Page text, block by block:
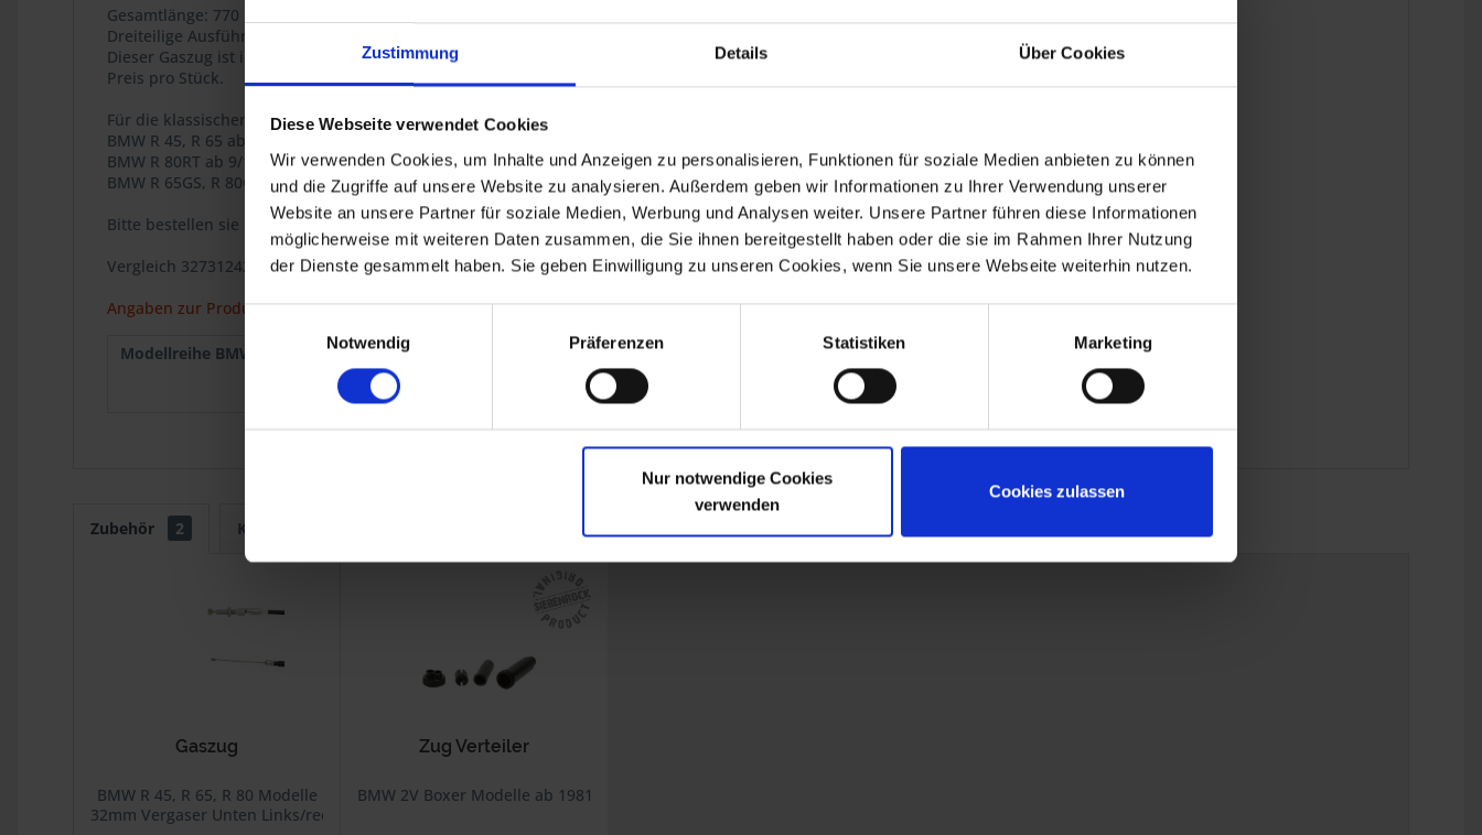
Zustimmung Details Über Cookies
Diese Webseite verwendet Cookies
Wir verwenden Cookies, um Inhalte und Anzeigen zu personalisieren, Funktionen für soziale Medien anbieten zu können
und die Zugriffe auf unsere Website zu analysieren. Außerdem geben wir Informationen zu Ihrer Verwendung unserer
Website an unsere Partner für soziale Medien, Werbung und Analysen weiter. Unsere Partner führen diese Informationen
möglicherweise mit weiteren Daten zusammen, die Sie ihnen bereitgestellt haben oder die sie im Rahmen Ihrer Nutzung
der Dienste gesammelt haben. Sie geben Einwilligung zu unseren Cookies, wenn Sie unsere Webseite weiterhin nutzen.
Einwilligungsauswahl
Notwendig
Präferenzen Statistiken Marketing
Nur notwendige Cookies
verwenden
Cookies zulassen
Gesamtlänge: 770 mm (Hülle: 685 mm).
Dreiteilige Ausführung.
Dieser Gaszug ist innen mit einer Teflonbeschichtung versehen, das Kabel ist aus rostfreiem Stahl gefertigt.
Preis pro Stück.
Für die klassischen BMW Zweiventil Boxer Modelle
BMW R 45, R 65 ab 9/1980
BMW R 80RT ab 9/1980
BMW R 65GS, R 80G/S, R 80G/S PD, R 80ST.
Bitte bestellen sie bei Bedarf die zwei unteren Gaszüge Art.Nr. 3273132 und den Gaszugverteiler Art.Nr: 3273014 mit.
Vergleich 32731242125 / 32-73-1-242-125
Angaben zur Produktsicherheit
Modellreihe BMW : R 80 R 45
9.1980-1985
R 65
R 65GS
R 80G/S
R 80ST
Zubehör 2 Kunden kauften auch Kunden haben sich ebenfalls angesehen
Gaszug
BMW R 45, R 65, R 80 Modelle
32mm Vergaser Unten Links/rechts
Zug Verteiler
BMW 2V Boxer Modelle ab 1981